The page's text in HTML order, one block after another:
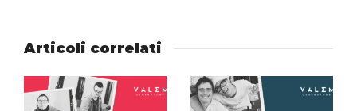
Articoli correlati